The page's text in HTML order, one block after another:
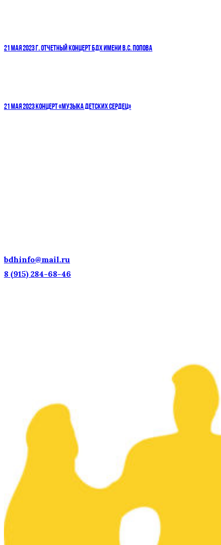
21 МАЯ 2023 Г. ОТЧЕТНЫЙ КОНЦЕРТ БДХ ИМЕНИ В.С. ПОПОВА
21 МАЯ 2023 КОНЦЕРТ «МУЗЫКА ДЕТСКИХ СЕРДЕЦ»
bdhinfo@mail.ru
8 (915) 284-68-46